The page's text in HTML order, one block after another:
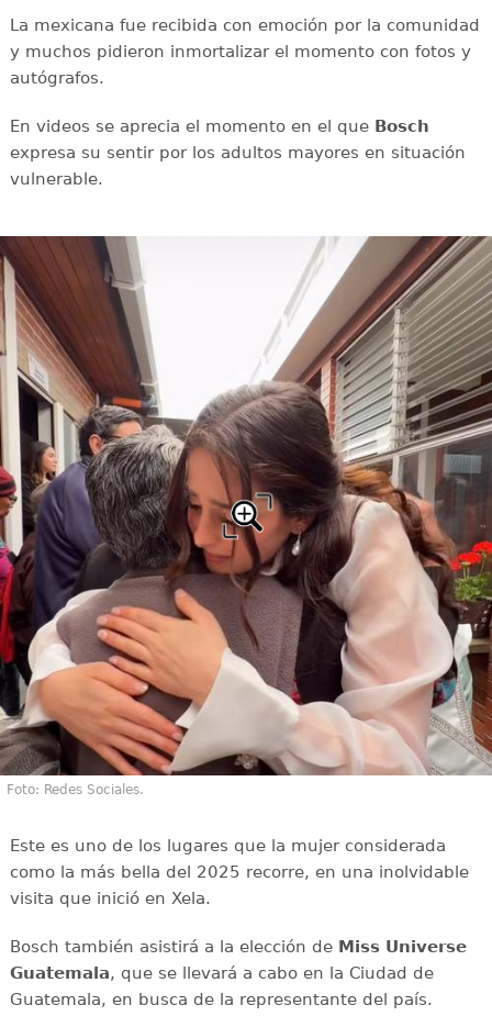
La mexicana fue recibida con emoción por la comunidad
y muchos pidieron inmortalizar el momento con fotos y
autógrafos.
En videos se aprecia el momento en el queBosch
expresa su sentir por los adultos mayores en situación
vulnerable.
Foto: Redes Sociales.
Este es uno de los lugares que la mujer considerada
como la más bella del 2025 recorre, en una inolvidable
visita que inició en Xela.
Bosch también asistirá a la elección deMiss Universe
Guatemala, que se llevará a cabo en la Ciudad de
Guatemala, en busca de la representante del país.